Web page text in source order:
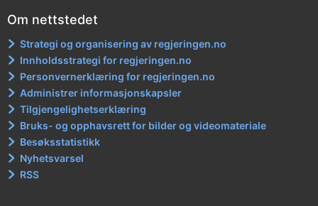
Om nettstedet
Strategi og organisering av regjeringen.no
Innholdsstrategi for regjeringen.no
Personvernerklæring for regjeringen.no
Administrer informasjonskapsler
Tilgjengelighetserklæring
Bruks- og opphavsrett for bilder og videomateriale
Besøksstatistikk
Nyhetsvarsel
RSS